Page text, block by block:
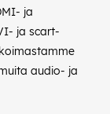
ja
ja scart-
audio- ja